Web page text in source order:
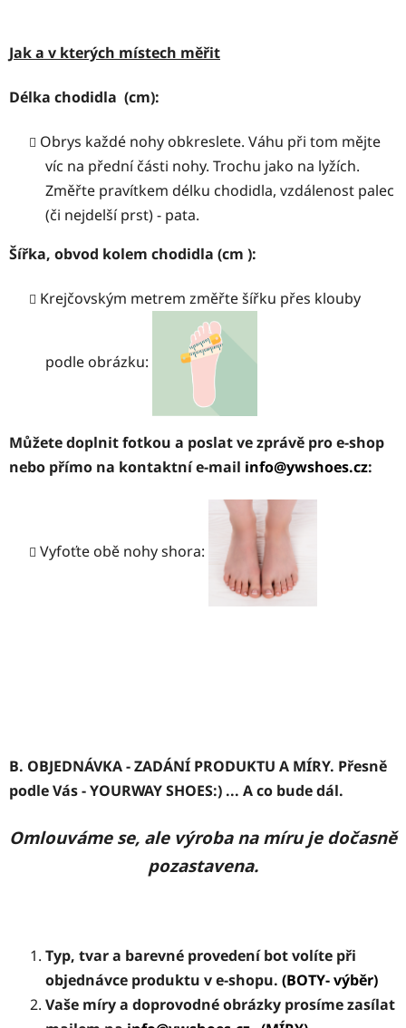
Jak a v kterých místech měřit
Délka chodidla (cm):
Obrys každé nohy obkreslete. Váhu při tom mějte
víc na přední části nohy. Trochu jako na lyžích.
Změřte pravítkem délku chodidla, vzdálenost palec
(či nejdelší prst) - pata.
Šířka, obvod kolem chodidla (cm ):
Krejčovským metrem změřte šířku přes klouby
podle obrázku:
Můžete doplnit fotkou a poslat ve zprávě pro e-shop
nebo přímo na kontaktní e-mail info@ywshoes.cz:
Vyfoťte obě nohy shora:
B. OBJEDNÁVKA - ZADÁNÍ PRODUKTU A MÍRY. Přesně
podle Vás - YOURWAY SHOES:) ... A co bude dál.
Omlouváme se, ale výroba na míru je dočasně
pozastavena.
Typ, tvar a barevné provedení bot volíte při
objednávce produktu v e-shopu. (BOTY- výběr)
Vaše míry a doprovodné obrázky prosíme zasílat